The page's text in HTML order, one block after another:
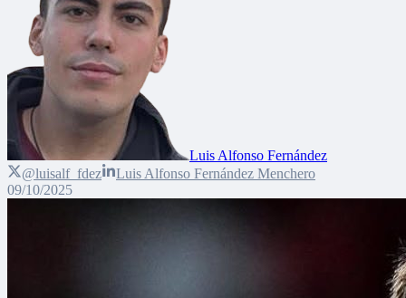
Luis Alfonso Fernández
@luisalf_fdez
Luis Alfonso Fernández Menchero
09/10/2025